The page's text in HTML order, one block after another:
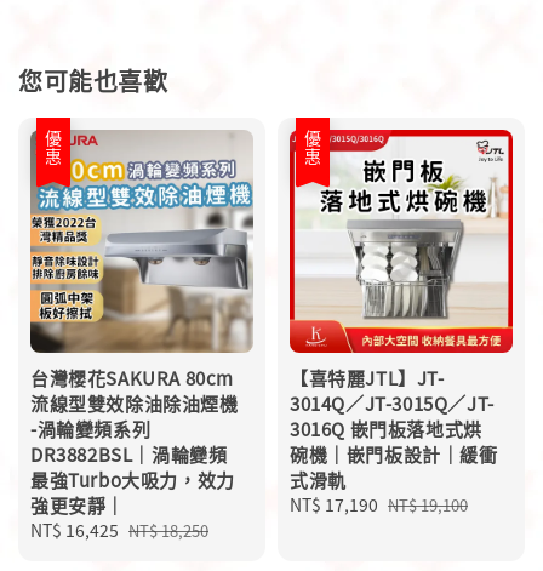
您可能也喜歡
優惠
台灣櫻花SAKURA 80cm
流線型雙效除油除油煙機
-渦輪變頻系列
DR3882BSL｜渦輪變頻
最強Turbo大吸力，效力
強更安靜｜
Sale
NT$ 16,425 Regular
NT$ 18,250
優惠
【喜特麗JTL】JT-
3014Q／JT-3015Q／JT-
3016Q 嵌門板落地式烘
碗機｜嵌門板設計｜緩衝
式滑軌
Sale
NT$ 17,190 Regular
NT$ 19,100